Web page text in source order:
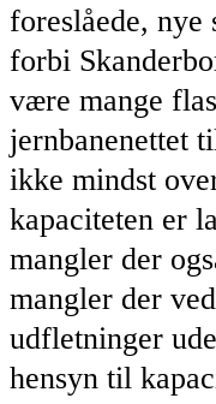
foreslåede,
forbi
være mange
jernbanenettet
ikke mindst
kapaciteten er
mangler der
mangler der
udfletninger
hensyn til